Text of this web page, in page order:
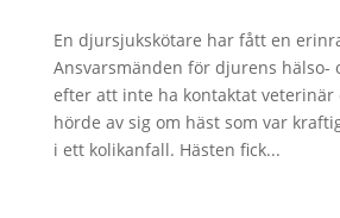
En djursjukskötare har fått en
Ansvarsmänden för djurens hälso-
efter att inte ha kontaktat veterinär
hörde av sig om häst som var
i ett kolikanfall. Hästen fick...